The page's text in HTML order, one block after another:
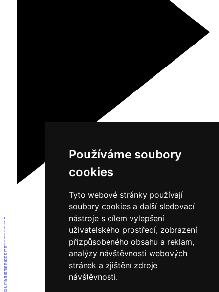
Používáme soubory
cookies
Tyto webové stránky používají
soubory cookies a další sledovací
nástroje s cílem vylepšení
uživatelského prostředí, zobrazení
přizpůsobeného obsahu a reklam,
analýzy návštěvnosti webových
stránek a zjištění zdroje
návštěvnosti.
1
2
3
4
5
6
7
8
9
10
11
12
13
14
15
16
17
18
19
20
21
22
23